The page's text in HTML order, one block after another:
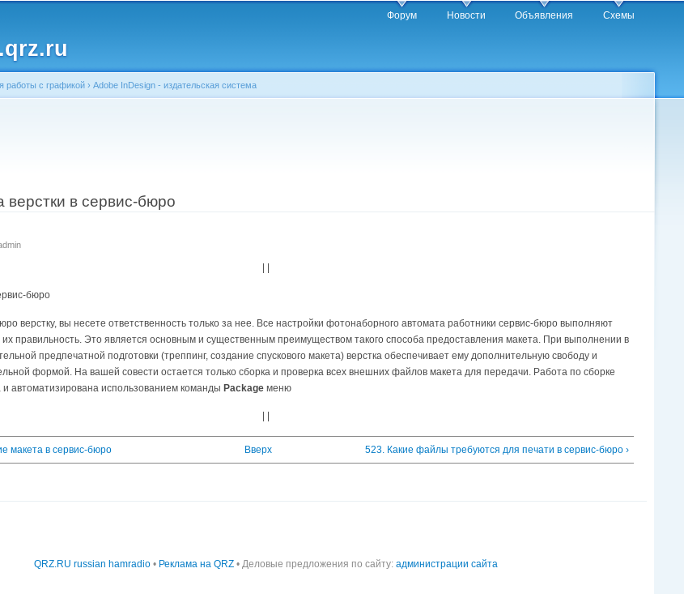
Форум Новости Объявления Схемы
работы с графикой › Adobe InDesign - издательская система
верстки в сервис-бюро
| |
бюро
верстку, вы несете ответственность только за нее. Все настройки фотонаборного автомата работники сервис-бюро выполняют
их правильность. Это является основным и существенным преимуществом такого способа предоставления макета. При выполнении в
предпечатной подготовки (треппинг, создание спускового макета) верстка обеспечивает ему дополнительную свободу и
формой. На вашей совести остается только сборка и проверка всех внешних файлов макета для передачи. Работа по сборке
автоматизирована использованием команды Package меню
макета в сервис-бюро Вверх 523. Какие файлы требуются для печати в сервис-бюро ›
QRZ.RU russian hamradio• Реклама на QRZ• Деловые предложения по сайту: администрации сайта